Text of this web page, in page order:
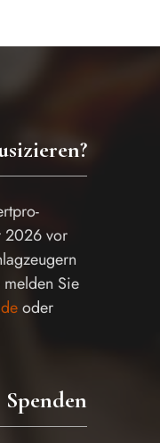
2026 vor
Sie
oder
Spenden